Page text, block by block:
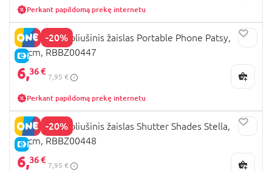
Perkant papildomą prekę internetu
-20%
E-KAINA
BUM BUMZ pliušinis žaislas Portable Phone Patsy,
20cm, RBBZ00447
6,36 €
7,95 €
Perkant papildomą prekę internetu
-20%
E-KAINA
BUM BUMZ pliušinis žaislas Shutter Shades Stella,
20cm, RBBZ00448
6,36 €
7,95 €